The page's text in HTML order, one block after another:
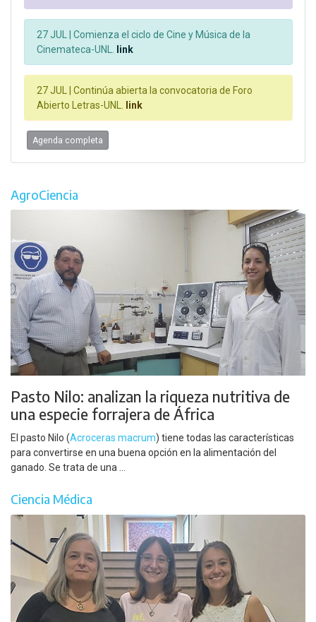
27 JUL |
Comienza el ciclo de Cine y Música de la
Cinemateca-UNL.
link
27 JUL |
Continúa abierta la convocatoria de Foro
Abierto Letras-UNL.
link
Agenda completa
AgroCiencia
Pasto Nilo: analizan la riqueza nutritiva de
una especie forrajera de África
El pasto Nilo (Acroceras macrum) tiene todas las características
para convertirse en una buena opción en la alimentación del
ganado. Se trata de una ...
Ciencia Médica